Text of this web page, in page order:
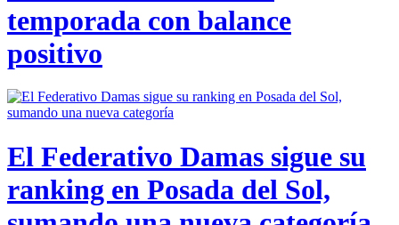
temporada con balance
positivo
El Federativo Damas sigue su
ranking en Posada del Sol,